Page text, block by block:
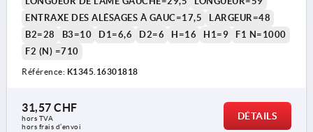
ENTRAXE DES ALÉSAGES À GAUC=17,5
LARGEUR=48
B2=28
B3=10 D1=6,6 D2=6 H=16 H1=9
F1 N=1000
F2 (N) =710
Référence: K1345.16301818
31,57 CHF
hors TVA
hors frais d’envoi
DÉTAILS